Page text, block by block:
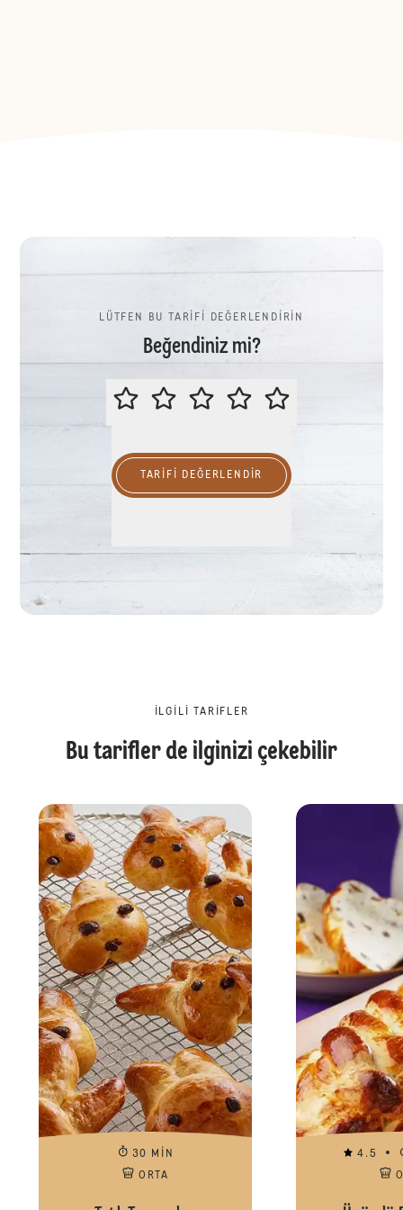
LÜTFEN BU TARİFİ DEĞERLENDİRİN
Beğendiniz mi?
LÜTFEN BU TARİFİ
TARIFI DEĞERLENDİR
İLGILI TARIFLER
Bu tarifler de ilginizi çekebilir
30 MIN
ORTA
4.5